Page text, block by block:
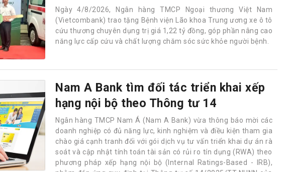
Ngày 4/8/2026, Ngân hàng TMCP Ngoại thương Việt Nam
(Vietcombank) trao tặng Bệnh viện Lão khoa Trung ương xe ô tô
cứu thương chuyên dụng trị giá 1,22 tỷ đồng, góp phần nâng cao
năng lực cấp cứu và chất lượng chăm sóc sức khỏe người bệnh.
Nam A Bank tìm đối tác triển khai xếp
hạng nội bộ theo Thông tư 14
Ngân hàng TMCP Nam Á (Nam A Bank) vừa thông báo mời các
doanh nghiệp có đủ năng lực, kinh nghiệm và điều kiện tham gia
chào giá cạnh tranh đối với gói dịch vụ tư vấn triển khai dự án rà
soát và cập nhật tính toán tài sản có rủi ro tín dụng (RWA) theo
phương pháp xếp hạng nội bộ (Internal Ratings-Based - IRB),